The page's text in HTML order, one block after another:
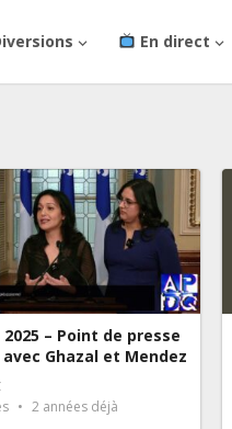
En direct
2025 – Point de presse
avec Ghazal et Mendez
2 années déjà